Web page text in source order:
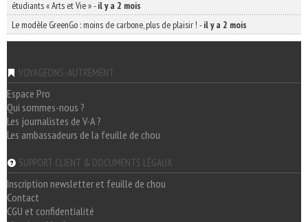
étudiants « Arts et Vie »-il y a 2 mois
Le modèle GreenGo : moins de carbone, plus de plaisir ! -il y a 2 mois
VOYAGEONS-AUTREMENT
Espace Pro
Qui sommes-nous ?
Les journalistes de V-A ?
Les ambassadeurs de la feuille de chou
SUPPORT CLIENT & DOCUMENTS LÉGAUX
Inscription newsletter et feuille de chou
Contact
CGU et confidentialité